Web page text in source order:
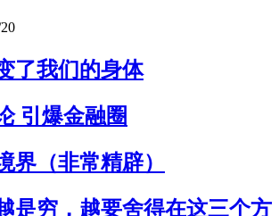
了我们的身体
引爆金融圈
界（非常精辟）
是穷，越要舍得在这三个方